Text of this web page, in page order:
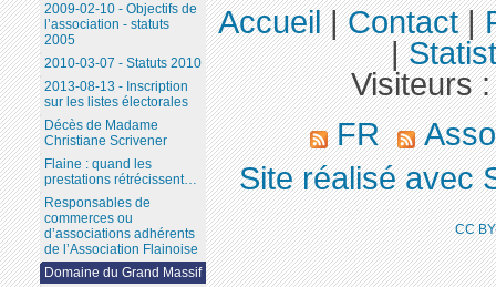
2009-02-10 - Objectifs de
l’association - statuts
2005
2010-03-07 - Statuts 2010
2013-08-13 - Inscription
sur les listes électorales
Décès de Madame
Christiane Scrivener
Flaine : quand les
prestations rétrécissent…
Responsables de
commerces ou
d’associations adhérents
de l’Association Flainoise
Domaine du Grand Massif
Accueil|Contact|
|
Visiteurs
FR
Site réalisé avec
CC